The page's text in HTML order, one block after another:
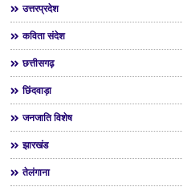
उत्तरप्रदेश
कविता संदेश
छत्तीसगढ़
छिंदवाड़ा
जनजाति विशेष
झारखंड
तेलंगाना